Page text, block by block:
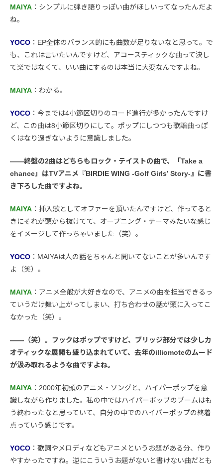
MAIYA ：シンプルに弾き語りっぽい曲がほしいってなったんだよ
ね。
YOCO ：EP全体のバランス的にも曲数が足りないなと思って。で
も、これは言いたいんですけど、アコースティックな曲って決し
て楽ではなくて、いい曲にするのは本当に大変なんですよね。
MAIYA ：わかる。
YOCO ：今までは4小節区切りのコード進行が多かったんですけ
ど、この曲は8小節区切りにして。ポップにしつつも歌謡曲っぽ
くはなり過ぎないように意識しました。
――終盤の2曲はどちらもロック・テイストの曲で、「Take a
chance」はTVアニメ『BIRDIE WING -Golf Girls’ Story-』に書
き下ろした曲ですよね。
MAIYA ：挿入歌としてオファーを頂いたんですけど、作ってると
きにそれが頭から抜けてて、オープニング・テーマみたいな感じ
をイメージして作っちゃいました（笑）。
YOCO ：MAIYAは人の話をちゃんと聞いてないことが多いんです
よ（笑）。
MAIYA ：アニメ全般が大好きなので、アニメの曲を担当できるっ
ていうだけ舞い上がってしまい、打ち合わせの話が頭に入ってこ
なかった（笑）。
――（笑）。フックはポップですけど、ブリッジ部分では少しカ
オティックな展開も盛り込まれていて、去年のilliomoteのムード
が汲み取れるような曲ですよね。
MAIYA ：2000年初頭のアニメ・ソングと、ハイパーポップを意
識しながら作りました。私の中ではハイパーポップのブームはも
う終わったなと思っていて、自分の中でのハイパーポップの終着
点っていう感じです。
YOCO ：歌詞やメロディなどもアニメというお題がある分、作り
やすかったですね。逆にこういうお題がないと書けない曲だとも